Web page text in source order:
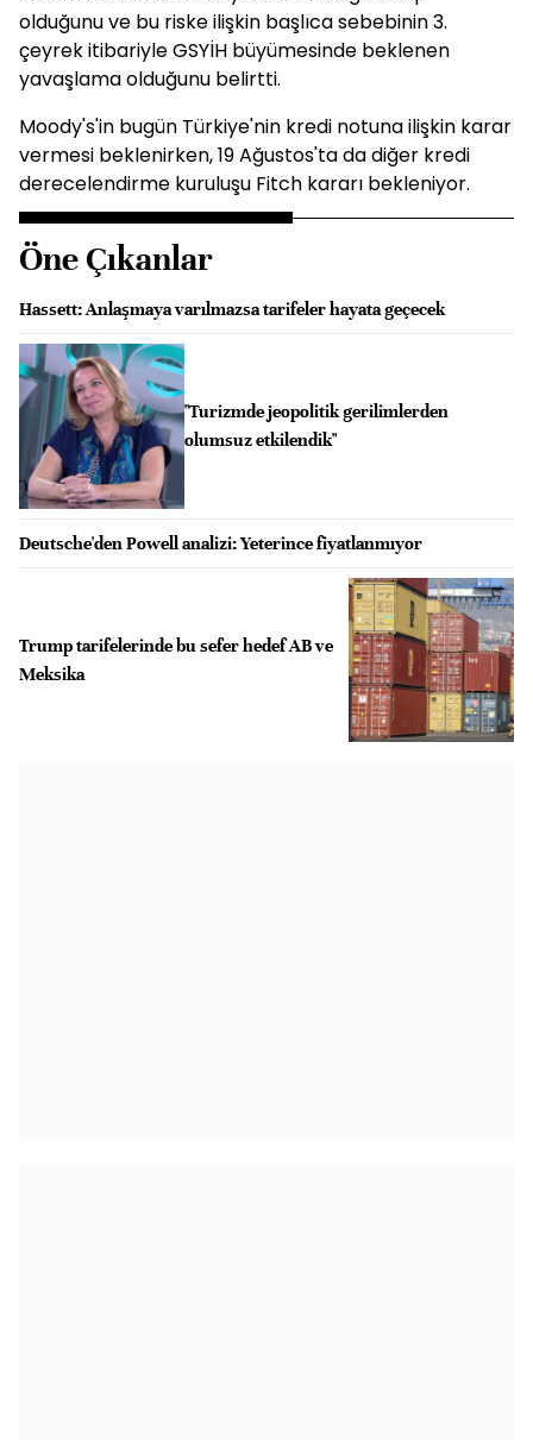
olduğunu ve bu riske ilişkin başlıca sebebinin 3.
çeyrek itibariyle GSYİH büyümesinde beklenen
yavaşlama olduğunu belirtti.
Moody's'in bugün Türkiye'nin kredi notuna ilişkin karar
vermesi beklenirken, 19 Ağustos'ta da diğer kredi
derecelendirme kuruluşu Fitch kararı bekleniyor.
Öne Çıkanlar
Hassett: Anlaşmaya varılmazsa tarifeler hayata geçecek
"Turizmde jeopolitik gerilimlerden
olumsuz etkilendik"
Deutsche'den Powell analizi: Yeterince fiyatlanmıyor
Trump tarifelerinde bu sefer hedef AB ve
Meksika